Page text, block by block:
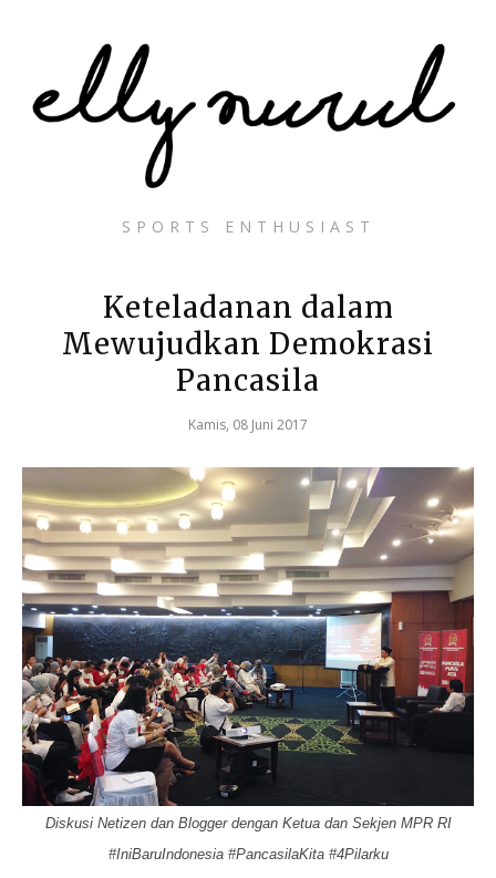
SPORTS ENTHUSIAST
Keteladanan dalam
Mewujudkan Demokrasi
Pancasila
Kamis, 08 Juni 2017
Diskusi Netizen dan Blogger dengan Ketua dan Sekjen MPR RI
#IniBaruIndonesia #PancasilaKita #4Pilarku